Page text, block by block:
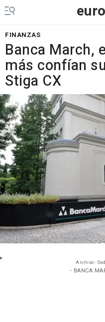
FINANZAS
Banca March,
más confían
Stiga CX
Archivo -
- BANCA